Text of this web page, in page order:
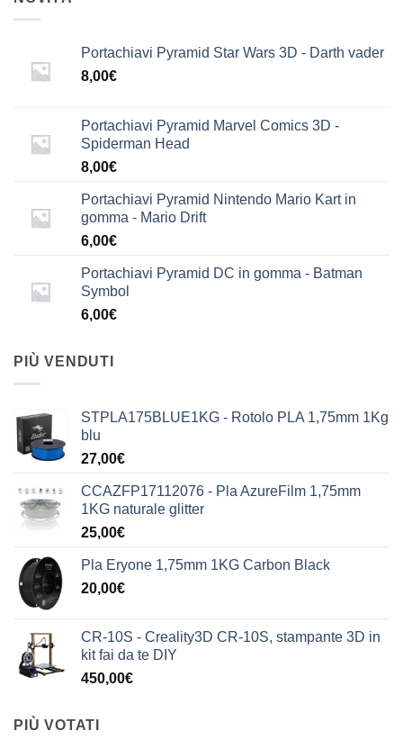
Portachiavi Pyramid Star Wars 3D - Darth vader
8,00€
Portachiavi Pyramid Marvel Comics 3D -
Spiderman Head
8,00€
Portachiavi Pyramid Nintendo Mario Kart in
gomma - Mario Drift
6,00€
Portachiavi Pyramid DC in gomma - Batman
Symbol
6,00€
PIÙ VENDUTI
STPLA175BLUE1KG - Rotolo PLA 1,75mm 1Kg
blu
27,00€
CCAZFP17112076 - Pla AzureFilm 1,75mm
1KG naturale glitter
25,00€
Pla Eryone 1,75mm 1KG Carbon Black
20,00€
CR-10S - Creality3D CR-10S, stampante 3D in
kit fai da te DIY
450,00€
PIÙ VOTATI